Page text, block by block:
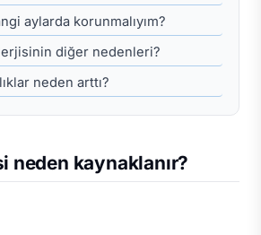
aylarda korunmalıyım?
diğer nedenleri?
neden arttı?
neden kaynaklanır?